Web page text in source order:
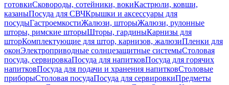
готовкиСковороды, сотейники, вокиКастрюли, ковши,
казаныПосуда для СВЧКрышки и аксессуары для
посудыГастроемкостиЖалюзи, шторыЖалюзи, рулонные
шторы, римские шторыШторы, гардиныКарнизы для
шторКомплектующие для штор, карнизов, жалюзиПленки для
оконЭлектроприводные солнцезащитные системыСтоловая
посуда, сервировкаПосуда для напитковПосуда для горячих
напитковПосуда для подачи и хранения напитковСтоловые
приборыСтоловая посудаПосуда для сервировкиПредметы